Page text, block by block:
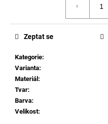
Kategorie:
Varianta:
Materiál:
Tvar:
Barva:
Velikost:
Zeptat se
o
č
u
e
m
e